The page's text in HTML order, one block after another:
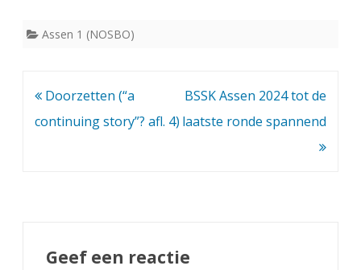
Assen 1 (NOSBO)
Bericht
navigatie
Doorzetten (“a
continuing story”? afl. 4)
BSSK Assen 2024 tot de
laatste ronde spannend
Geef een reactie